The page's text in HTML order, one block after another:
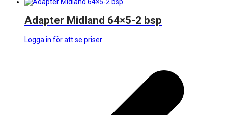
Adapter Midland 64×5-2 bsp
Logga in för att se priser